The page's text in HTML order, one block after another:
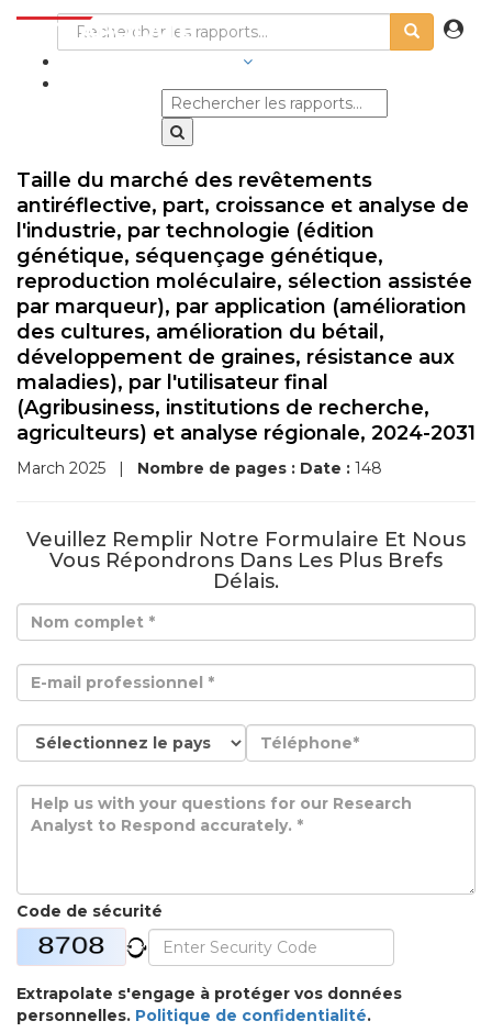
Taille du marché des revêtements
antiréflective, part, croissance et analyse de
l'industrie, par technologie (édition
génétique, séquençage génétique,
reproduction moléculaire, sélection assistée
par marqueur), par application (amélioration
des cultures, amélioration du bétail,
développement de graines, résistance aux
maladies), par l'utilisateur final
(Agribusiness, institutions de recherche,
agriculteurs) et analyse régionale, 2024-2031
March 2025 | Nombre de pages : Date : 148
Veuillez Remplir Notre Formulaire Et Nous
Vous Répondrons Dans Les Plus Brefs
Délais.
Code de sécurité
Extrapolate s'engage à protéger vos données
personnelles. Politique de confidentialité.